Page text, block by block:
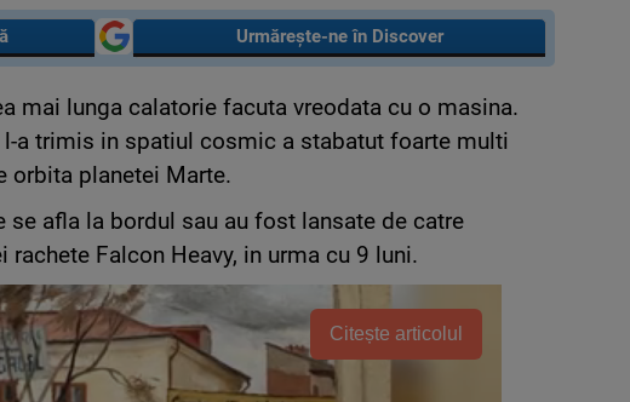
Urmărește-ne în Discover
mai lunga calatorie facuta vreodata cu o masina.
l-a trimis in spatiul cosmic a stabatut foarte multi
orbita planetei Marte.
se afla la bordul sau au fost lansate de catre
Falcon Heavy, in urma cu 9 luni.
Citește articolul